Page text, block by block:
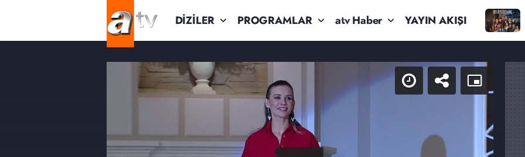
DİZİLER PROGRAMLAR atv Haber YAYIN AKIŞI